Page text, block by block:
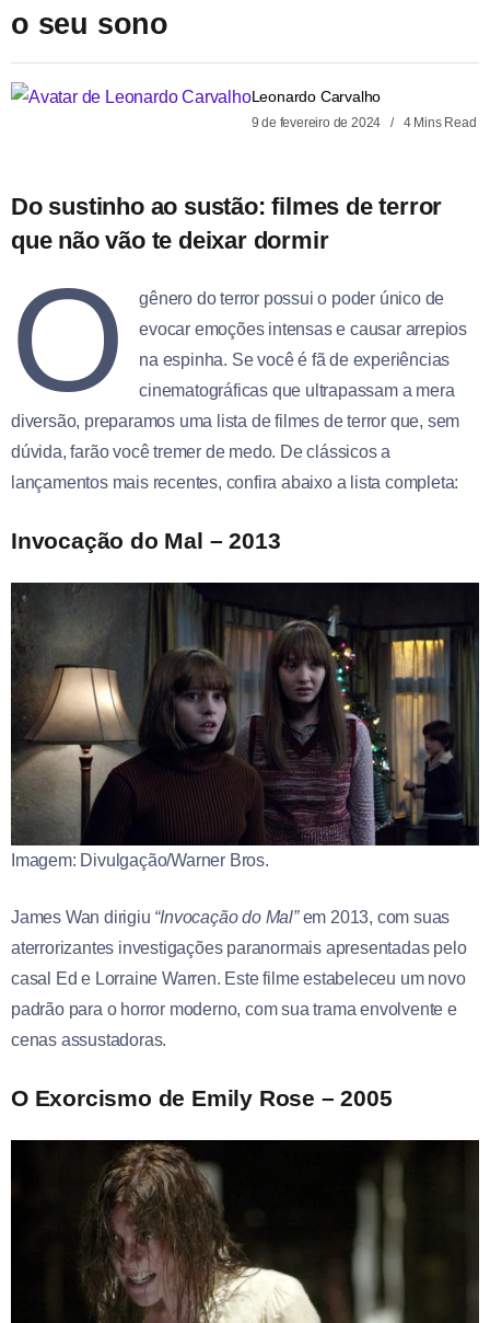
o seu sono
Leonardo Carvalho
9 de fevereiro de 2024 4 Mins Read
Do sustinho ao sustão: filmes de terror
que não vão te deixar dormir
O
gênero do terror possui o poder único de
evocar emoções intensas e causar arrepios
na espinha. Se você é fã de experiências
cinematográficas que ultrapassam a mera
diversão, preparamos uma lista de filmes de terror que, sem
dúvida, farão você tremer de medo. De clássicos a
lançamentos mais recentes, confira abaixo a lista completa:
Invocação do Mal – 2013
Imagem: Divulgação/Warner Bros.
James Wan dirigiu “Invocação do Mal”em 2013, com suas
aterrorizantes investigações paranormais apresentadas pelo
casal Ed e Lorraine Warren. Este filme estabeleceu um novo
padrão para o horror moderno, com sua trama envolvente e
cenas assustadoras.
O Exorcismo de Emily Rose – 2005